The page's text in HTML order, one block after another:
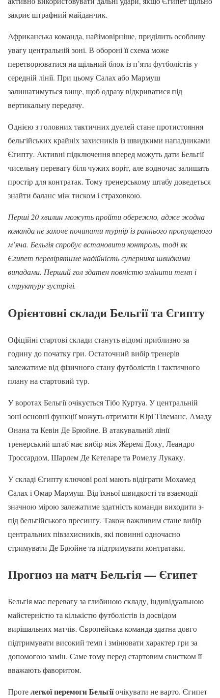
закриє штрафний майданчик.
Африканська команда, найімовірніше, приділить особливу
увагу центральній зоні. В обороні її схема може
перетворюватися на щільний блок із п’яти футболістів у
середній лінії. При цьому Салах або Мармуш
залишатимуться вище, щоб одразу відкриватися під
вертикальну передачу.
Однією з головних тактичних дуелей стане протистояння
бельгійських крайніх захисників із швидкими нападниками
Єгипту. Активні підключення вперед можуть дати Бельгії
чисельну перевагу біля чужих воріт, але водночас залишать
простір для контратак. Тому тренерському штабу доведеться
знайти баланс між тиском і страховкою.
Перші 20 хвилин можуть пройти обережно, адже жодна
команда не захоче починати турнір із раннього пропущеного
м’яча. Бельгія спробує встановити контроль, тоді як
Єгипет перевірятиме надійність суперника швидкими
випадами. Перший гол здатен повністю змінити темп і
структуру зустрічі.
Орієнтовні склади Бельгії та Єгипту
Офіційні стартові склади стануть відомі приблизно за
годину до початку гри. Остаточний вибір тренерів
залежатиме від фізичного стану футболістів і тактичного
плану на стартовий тур.
У воротах Бельгії очікується Тібо Куртуа. У центральній
зоні основні функції можуть отримати Юрі Тілеманс, Амаду
Онана та Кевін Де Брюйне. В атакувальній лінії
тренерський штаб має вибір між Жеремі Доку, Леандро
Троссардом, Шарлем Де Кетеларе та Ромелу Лукаку.
У складі Єгипту ключові ролі мають відіграти Мохамед
Салах і Омар Мармуш. Від їхньої швидкості та взаємодії
значною мірою залежатиме здатність команди виходити з-
під бельгійського пресингу. Також важливим стане вибір
центральних півзахисників, які повинні одночасно
стримувати Де Брюйне та підтримувати контратаки.
Прогноз на матч Бельгія — Єгипет
Бельгія має перевагу за глибиною складу, індивідуальною
майстерністю та кількістю футболістів із досвідом
вирішальних матчів. Європейська команда здатна довго
підтримувати високий темп і змінювати характер гри за
допомогою замін. Саме тому перед стартовим свистком її
вважають фаворитом.
Протелегкої перемоги Бельгіїочікувати не варто. Єгипет